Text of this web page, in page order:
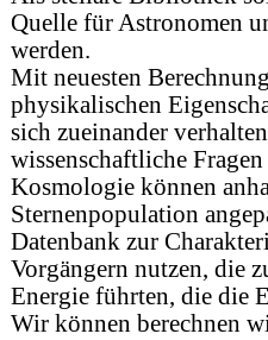
Quelle für Astronomen
werden.
Mit neuesten
physikalischen
sich zueinander
wissenschaftliche
Kosmologie können
Sternenpopulation
Datenbank zur
Vorgängern nutzen, die
Energie führten, die die
Wir können berechnen